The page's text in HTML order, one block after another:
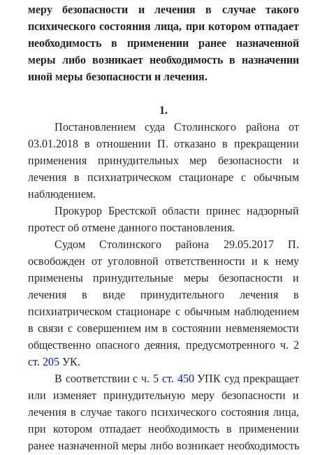
меру безопасности и
лечения в случае такого
психического состояния лица, при котором отпадает
необходимость в применении ранее назначенной
меры либо возникает необходимость в назначении
иной меры безопасности и лечения.
1.
Постановлением суда Столинского района от
03.01.2018 в отношении П. отказано в прекращении
применения принудительных мер безопасности и
лечения в психиатрическом стационаре с обычным
наблюдением.
Прокурор Брестской области принес надзорный
протест об отмене данного постановления.
Судом Столинского района 29.05.2017 П.
освобожден от уголовной ответственности и к нему
применены принудительные меры безопасности и
лечения в виде принудительного лечения в
психиатрическом стационаре с обычным наблюдением
в связи с совершением им в состоянии невменяемости
общественно опасного деяния, предусмотренного ч. 2
ст. 205 УК.
В соответствии с ч. 5 ст. 450УПК суд прекращает
или изменяет принудительную меру безопасности и
лечения в случае такого психического состояния лица,
при котором отпадает необходимость в применении
ранее назначенной меры либо возникает необходимость